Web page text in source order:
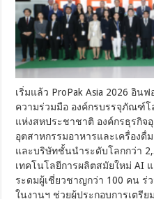
า
มาร์เก็ต
ส์
จับ
มือ
องค์กร
บรรจุ
ภัณฑ์
โลก
อุตฯ
และ
พันธมิตร
กว่า
2,500
เริ่มแล้ว ProPak Asia 2026 อิน
ความร่วมมือ องค์กรบรรจุภัณฑ์
แห่งสหประชาชาติ องค์กรธุรกิจ
อุตสาหกรรมอาหารและเครื่องดื่
และบริษัทชั้นนำระดับโลกกว่า
เทคโนโลยีการผลิตสมัยใหม่ AI
ระดมผู้เชี่ยวชาญกว่า 100 คน ร่
ในงานฯ ช่วยผู้ประกอบการเตรี